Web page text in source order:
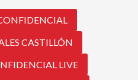
CASTILLÓN
LIVE